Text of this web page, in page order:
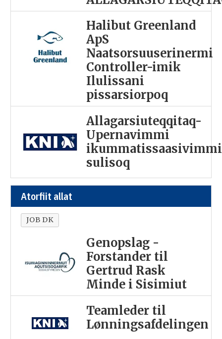
Halibut Greenland
ApS
Naatsorsuuserinermi
Controller-imik
Ilulissani
pissarsiorpoq
Allagarsiuteqqitaq-
Upernavimmi
ikummatissaasivimmi
sulisoq
Atorfiit allat
JOB DK
Genopslag -
Forstander til
Gertrud Rask
Minde i Sisimiut
Teamleder til
Lønningsafdelingen